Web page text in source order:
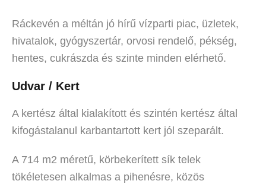
Ráckevén a méltán jó hírű vízparti piac, üzletek,
hivatalok, gyógyszertár, orvosi rendelő, pékség,
hentes, cukrászda és szinte minden elérhető.
Udvar / Kert
A kertész által kialakított és szintén kertész által
kifogástalanul karbantartott kert jól szeparált.
A 714 m2 méretű, körbekerített sík telek
tökéletesen alkalmas a pihenésre, közös